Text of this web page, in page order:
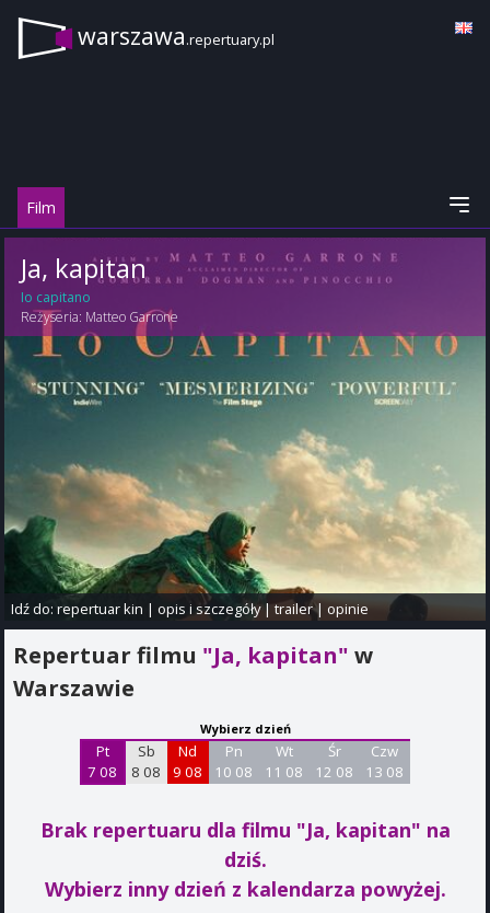
warszawa.repertuary.pl
Film
Ja, kapitan
Io capitano
Reżyseria: Matteo Garrone
Idź do:repertuar kin |opis i szczegóły|trailer|opinie
Repertuar filmu "Ja, kapitan" w
Warszawie
Wybierz dzień
Pt
7 08
Sb
8 08
Nd
9 08
Pn
10 08
Wt
11 08
Śr
12 08
Czw
13 08
Brak repertuaru dla filmu "Ja, kapitan" na
dziś.
Wybierz inny dzień z kalendarza powyżej.